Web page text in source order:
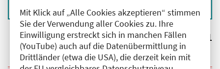
Mit Klick auf „Alle Cookies akzeptieren“ stimmen
Sie der Verwendung aller Cookies zu. Ihre
Einwilligung erstreckt sich in manchen Fällen
(YouTube) auch auf die Datenübermittlung in
Drittländer (etwa die USA), die derzeit kein mit
Sortieren nach
Ergebnisse: 1